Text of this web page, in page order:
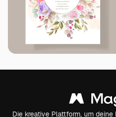
Die kreative Plattform, um